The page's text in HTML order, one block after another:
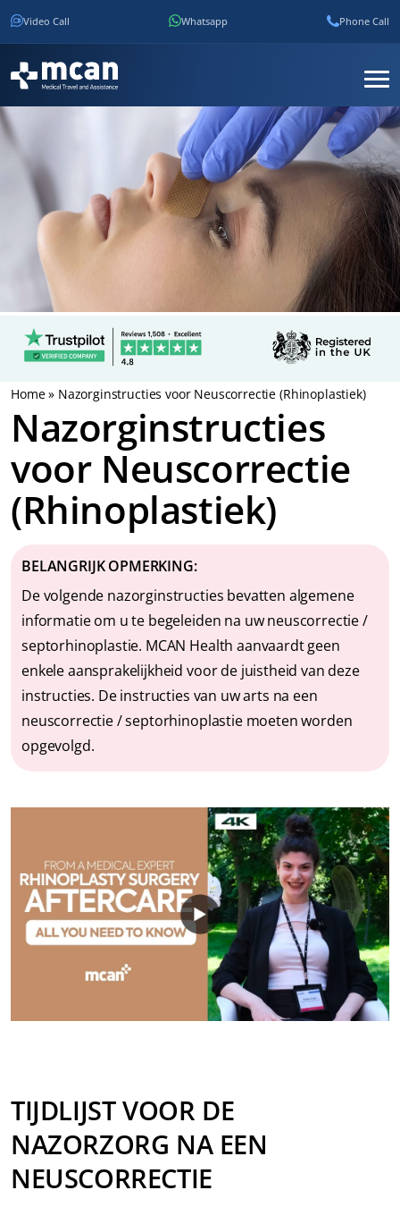
Video Call Whatsapp Phone Call
Home» Nazorginstructies voor Neuscorrectie (Rhinoplastiek)
Nazorginstructies
voor Neuscorrectie
(Rhinoplastiek)
BELANGRIJK OPMERKING:
De volgende nazorginstructies bevatten algemene
informatie om u te begeleiden na uw neuscorrectie /
septorhinoplastie. MCAN Health aanvaardt geen
enkele aansprakelijkheid voor de juistheid van deze
instructies. De instructies van uw arts na een
neuscorrectie / septorhinoplastie moeten worden
opgevolgd.
TIJDLIJST VOOR DE
NAZORZORG NA EEN
NEUSCORRECTIE